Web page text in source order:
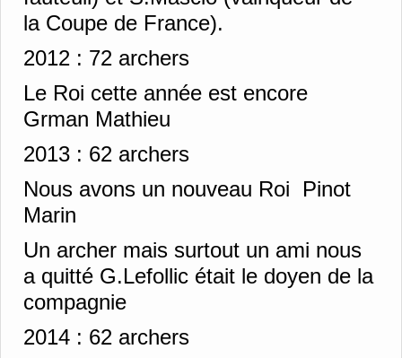
la Coupe de France).
2012 : 72 archers
Le Roi cette année est encore
Grman Mathieu
2013 : 62 archers
Nous avons un nouveau Roi Pinot
Marin
Un archer mais surtout un ami nous
a quitté G.Lefollic était le doyen de la
compagnie
2014 : 62 archers